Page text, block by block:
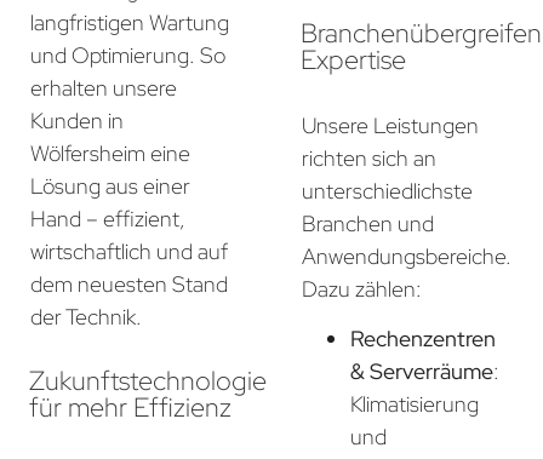
langfristigen Wartung
und Optimierung. So
erhalten unsere
Kunden in
Wölfersheim eine
Lösung aus einer
Hand – effizient,
wirtschaftlich und auf
dem neuesten Stand
der Technik.
Zukunftstechnologie
für mehr Effizienz
Expertise
Unsere Leistungen
richten sich an
unterschiedlichste
Branchen und
Anwendungsbereiche.
Dazu zählen:
Rechenzentren
& Serverräume:
Klimatisierung
und